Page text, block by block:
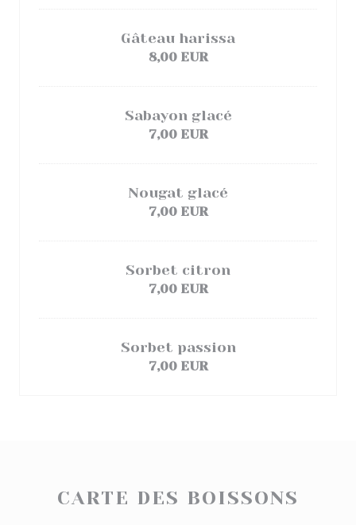
Gâteau harissa
8,00 EUR
Sabayon glacé
7,00 EUR
Nougat glacé
7,00 EUR
Sorbet citron
7,00 EUR
Sorbet passion
7,00 EUR
CARTE DES BOISSONS